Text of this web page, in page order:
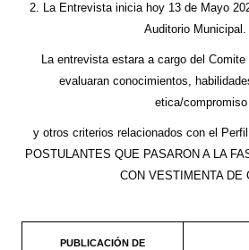
2. La Entrevista inicia hoy 13 de Mayo
Auditorio
La entrevista estara a cargo del
evaluaran conocimientos,
etica/compromiso
y otros criterios relacionados con el
POSTULANTES QUE PASARON A LA
CON VESTIMENTA DE
PUBLICACIÓN DE